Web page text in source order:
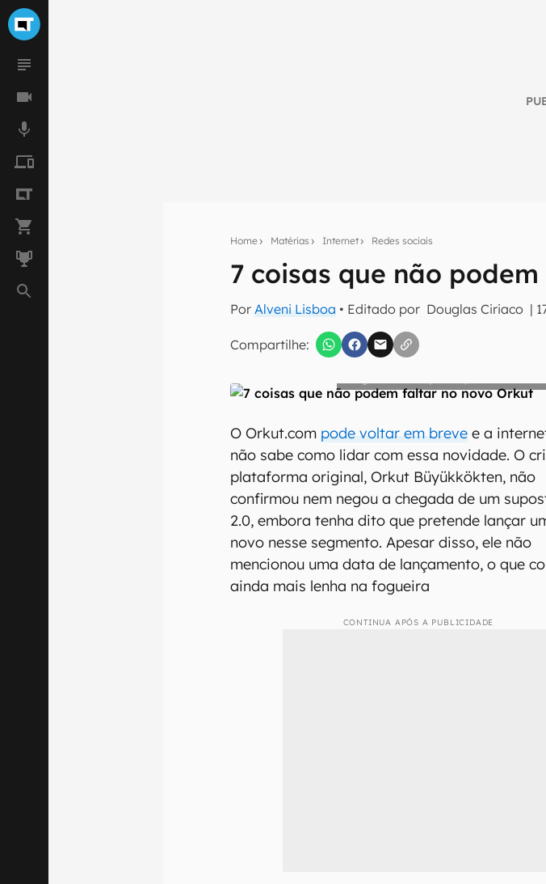
Home Matérias Internet Redes sociais
7 coisas que não
PorAlveni Lisboa • Editado por Douglas Ciriaco |
Compartilhe:
Seu resumo inteligente do mundo
Assine a newsletter do Canaltech e receba
Confirmo que li, aceito e concordo com os Termos
O Orkut.com pode voltar em breve e a
não sabe como lidar com essa novidade. O
plataforma original, Orkut Büyükkökten, não
confirmou nem negou a chegada de um
2.0, embora tenha dito que pretende lançar
novo nesse segmento. Apesar disso, ele não
mencionou uma data de lançamento, o que
ainda mais lenha na fogueira
CONTINUA APÓS A PUBLICIDADE